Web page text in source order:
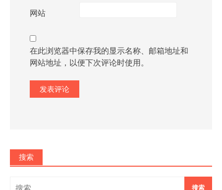
网站
在此浏览器中保存我的显示名称、邮箱地址和
网站地址，以便下次评论时使用。
搜索
搜